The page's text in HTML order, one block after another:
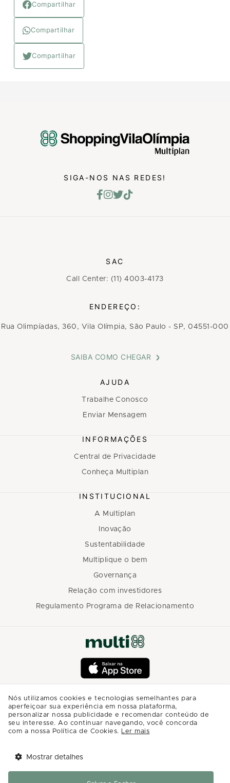
Compartilhar
Compartilhar
Compartilhar
SIGA-NOS NAS REDES!
SAC
Call Center: (11) 4003-4173
ENDEREÇO:
Rua Olimpíadas, 360, Vila Olímpia, São Paulo - SP, 04551-000
SAIBA COMO CHEGAR
AJUDA
Trabalhe Conosco
Enviar Mensagem
INFORMAÇÕES
Central de Privacidade
Conheça Multiplan
INSTITUCIONAL
A Multiplan
Inovação
Sustentabilidade
Multiplique o bem
Governança
Relação com investidores
Regulamento Programa de Relacionamento
Nós utilizamos cookies e tecnologias semelhantes para
aperfeiçoar sua experiência em nossa plataforma,
personalizar nossa publicidade e recomendar conteúdo de
seu interesse. Ao continuar navegando, você concorda
com a nossa Política de Cookies. Ler mais
Mostrar detalhes
Abrir